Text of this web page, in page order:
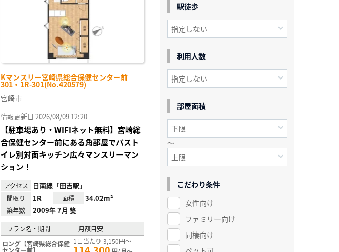
Kマンスリー宮崎県総合保健センター前
301・1R-301(No.420579)
宮崎市
情報更新日 2026/08/09 12:20
【駐車場あり・WIFIネット無料】宮崎総
合保健センター前にある角部屋でバスト
イレ別対面キッチン広々マンスリーマン
ション！
アクセス 日南線「田吉駅」
間取り 1R 面積 34.02m²
築年数 2009年 7月 築
プラン名・期間
月額目安
ロング【宮崎県総合保健
センター前】
1日当たり 3,150円～
駅徒歩
利用人数
部屋面積
～
こだわり条件
女性向け
ファミリー向け
同棲向け